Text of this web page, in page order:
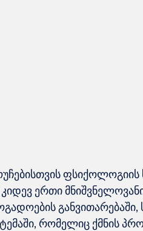
ფსიქოლოგიის
ერთი მნიშვნელოვანი
რომელიც ქმნის